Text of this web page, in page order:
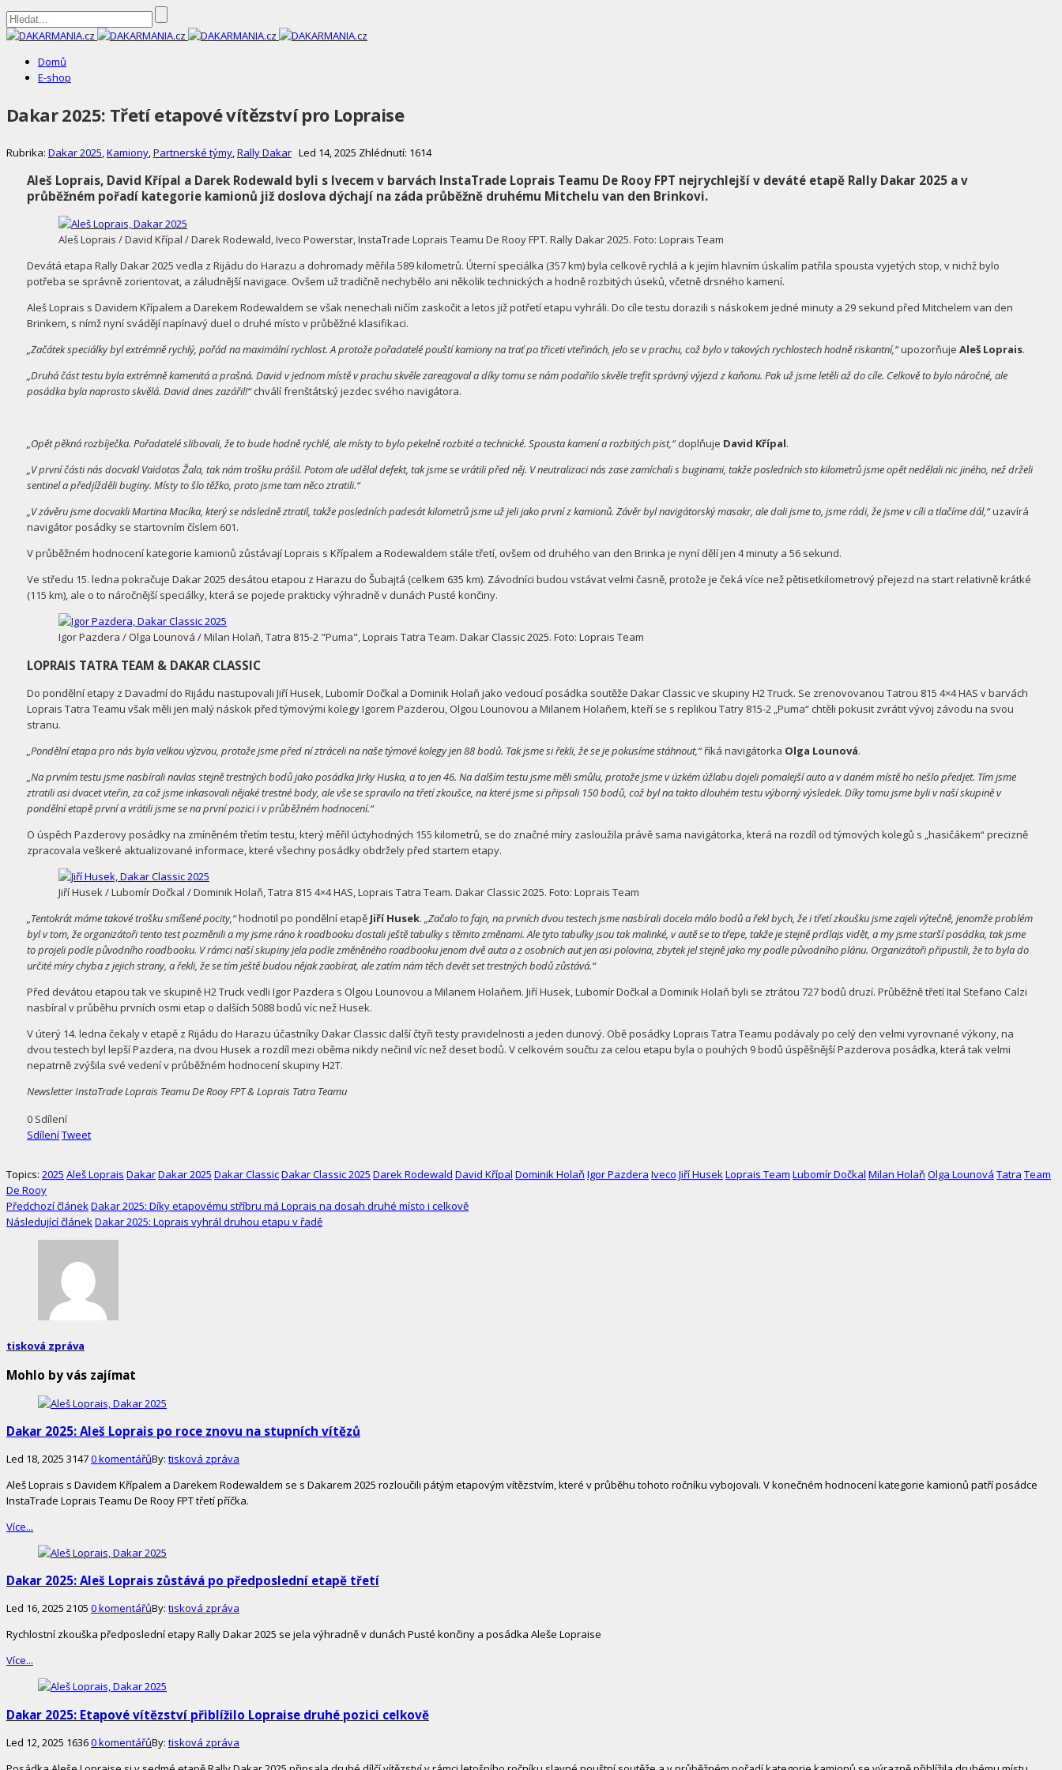
Domů
E-shop
Dakar 2025: Třetí etapové vítězství pro Lopraise
Rubrika: Dakar 2025,Kamiony,Partnerské týmy,Rally Dakar Led 14, 2025 Zhlédnutí: 1614
Aleš Loprais, David Křípal a Darek Rodewald byli s Ivecem v barvách InstaTrade Loprais Teamu De Rooy FPT nejrychlejší v deváté etapě Rally Dakar 2025 a v
průběžném pořadí kategorie kamionů již doslova dýchají na záda průběžně druhému Mitchelu van den Brinkovi.
Aleš Loprais / David Křípal / Darek Rodewald, Iveco Powerstar, InstaTrade Loprais Teamu De Rooy FPT. Rally Dakar 2025. Foto: Loprais Team
Devátá etapa Rally Dakar 2025 vedla z Rijádu do Harazu a dohromady měřila 589 kilometrů. Úterní speciálka (357 km) byla celkově rychlá a k jejím hlavním úskalím patřila spousta vyjetých stop, v nichž bylo
potřeba se správně zorientovat, a záludnější navigace. Ovšem už tradičně nechybělo ani několik technických a hodně rozbitých úseků, včetně drsného kamení.
Aleš Loprais s Davidem Křípalem a Darekem Rodewaldem se však nenechali ničím zaskočit a letos již potřetí etapu vyhráli. Do cíle testu dorazili s náskokem jedné minuty a 29 sekund před Mitchelem van den
Brinkem, s nímž nyní svádějí napínavý duel o druhé místo v průběžné klasifikaci.
„Začátek speciálky byl extrémně rychlý, pořád na maximální rychlost. A protože pořadatelé pouští kamiony na trať po třiceti vteřinách, jelo se v prachu, což bylo v takových rychlostech hodně riskantní,“upozorňuje Aleš Loprais.
„Druhá část testu byla extrémně kamenitá a prašná. David v jednom místě v prachu skvěle zareagoval a díky tomu se nám podařilo skvěle trefit správný výjezd z kaňonu. Pak už jsme letěli až do cíle. Celkově to bylo náročné, ale
posádka byla naprosto skvělá. David dnes zazářil!“chválí frenštátský jezdec svého navigátora.
„Opět pěkná rozbíječka. Pořadatelé slibovali, že to bude hodně rychlé, ale místy to bylo pekelně rozbité a technické. Spousta kamení a rozbitých pist,“doplňuje David Křípal.
„V první části nás docvakl Vaidotas Žala, tak nám trošku prášil. Potom ale udělal defekt, tak jsme se vrátili před něj. V neutralizaci nás zase zamíchali s buginami, takže posledních sto kilometrů jsme opět nedělali nic jiného, než drželi
sentinel a předjížděli buginy. Místy to šlo těžko, proto jsme tam něco ztratili.“
„V závěru jsme docvakli Martina Macíka, který se následně ztratil, takže posledních padesát kilometrů jsme už jeli jako první z kamionů. Závěr byl navigátorský masakr, ale dali jsme to, jsme rádi, že jsme v cíli a tlačíme dál,“uzavírá
navigátor posádky se startovním číslem 601.
V průběžném hodnocení kategorie kamionů zůstávají Loprais s Křípalem a Rodewaldem stále třetí, ovšem od druhého van den Brinka je nyní dělí jen 4 minuty a 56 sekund.
Ve středu 15. ledna pokračuje Dakar 2025 desátou etapou z Harazu do Šubajtá (celkem 635 km). Závodníci budou vstávat velmi časně, protože je čeká více než pětisetkilometrový přejezd na start relativně krátké
(115 km), ale o to náročnější speciálky, která se pojede prakticky výhradně v dunách Pusté končiny.
Igor Pazdera / Olga Lounová / Milan Holaň, Tatra 815-2 "Puma", Loprais Tatra Team. Dakar Classic 2025. Foto: Loprais Team
LOPRAIS TATRA TEAM & DAKAR CLASSIC
Do pondělní etapy z Davadmí do Rijádu nastupovali Jiří Husek, Lubomír Dočkal a Dominik Holaň jako vedoucí posádka soutěže Dakar Classic ve skupiny H2 Truck. Se zrenovovanou Tatrou 815 4×4 HAS v barvách
Loprais Tatra Teamu však měli jen malý náskok před týmovými kolegy Igorem Pazderou, Olgou Lounovou a Milanem Holaňem, kteří se s replikou Tatry 815-2 „Puma“ chtěli pokusit zvrátit vývoj závodu na svou
stranu.
„Pondělní etapa pro nás byla velkou výzvou, protože jsme před ní ztráceli na naše týmové kolegy jen 88 bodů. Tak jsme si řekli, že se je pokusíme stáhnout,“říká navigátorka Olga Lounová.
„Na prvním testu jsme nasbírali navlas stejně trestných bodů jako posádka Jirky Huska, a to jen 46. Na dalším testu jsme měli smůlu, protože jsme v úzkém úžlabu dojeli pomalejší auto a v daném místě ho nešlo předjet. Tím jsme
ztratili asi dvacet vteřin, za což jsme inkasovali nějaké trestné body, ale vše se spravilo na třetí zkoušce, na které jsme si připsali 150 bodů, což byl na takto dlouhém testu výborný výsledek. Díky tomu jsme byli v naší skupině v
pondělní etapě první a vrátili jsme se na první pozici i v průběžném hodnocení.“
O úspěch Pazderovy posádky na zmíněném třetím testu, který měřil úctyhodných 155 kilometrů, se do značné míry zasloužila právě sama navigátorka, která na rozdíl od týmových kolegů s „hasičákem“ precizně
zpracovala veškeré aktualizované informace, které všechny posádky obdržely před startem etapy.
Jiří Husek / Lubomír Dočkal / Dominik Holaň, Tatra 815 4×4 HAS, Loprais Tatra Team. Dakar Classic 2025. Foto: Loprais Team
„Tentokrát máme takové trošku smíšené pocity,“hodnotil po pondělní etapě Jiří Husek. „Začalo to fajn, na prvních dvou testech jsme nasbírali docela málo bodů a řekl bych, že i třetí zkoušku jsme zajeli výtečně, jenomže problém
byl v tom, že organizátoři tento test pozměnili a my jsme ráno k roadbooku dostali ještě tabulky s těmito změnami. Ale tyto tabulky jsou tak malinké, v autě se to třepe, takže je stejně prdlajs vidět, a my jsme starší posádka, tak jsme
to projeli podle původního roadbooku. V rámci naší skupiny jela podle změněného roadbooku jenom dvě auta a z osobních aut jen asi polovina, zbytek jel stejně jako my podle původního plánu. Organizátoři připustili, že to byla do
určité míry chyba z jejich strany, a řekli, že se tím ještě budou nějak zaobírat, ale zatím nám těch devět set trestných bodů zůstává.“
Před devátou etapou tak ve skupině H2 Truck vedli Igor Pazdera s Olgou Lounovou a Milanem Holaňem. Jiří Husek, Lubomír Dočkal a Dominik Holaň byli se ztrátou 727 bodů druzí. Průběžně třetí Ital Stefano Calzi
nasbíral v průběhu prvních osmi etap o dalších 5088 bodů víc než Husek.
V úterý 14. ledna čekaly v etapě z Rijádu do Harazu účastníky Dakar Classic další čtyři testy pravidelnosti a jeden dunový. Obě posádky Loprais Tatra Teamu podávaly po celý den velmi vyrovnané výkony, na
dvou testech byl lepší Pazdera, na dvou Husek a rozdíl mezi oběma nikdy nečinil víc než deset bodů. V celkovém součtu za celou etapu byla o pouhých 9 bodů úspěšnější Pazderova posádka, která tak velmi
nepatrně zvýšila své vedení v průběžném hodnocení skupiny H2T.
Newsletter InstaTrade Loprais Teamu De Rooy FPT & Loprais Tatra Teamu
0 Sdílení
SdíleníTweet
Topics: 2025 Aleš Loprais DakarDakar 2025 Dakar ClassicDakar Classic 2025 Darek Rodewald David Křípal Dominik Holaň Igor Pazdera Iveco Jiří HusekLoprais Team Lubomír Dočkal Milan Holaň Olga Lounová Tatra Team
De Rooy
Předchozí článekDakar 2025: Díky etapovému stříbru má Loprais na dosah druhé místo i celkově
Následující článekDakar 2025: Loprais vyhrál druhou etapu v řadě
tisková zpráva
Mohlo by vás zajímat
Dakar 2025: Aleš Loprais po roce znovu na stupních vítězů
Led 18, 2025 31470 komentářůBy: tisková zpráva
Aleš Loprais s Davidem Křípalem a Darekem Rodewaldem se s Dakarem 2025 rozloučili pátým etapovým vítězstvím, které v průběhu tohoto ročníku vybojovali. V konečném hodnocení kategorie kamionů patří posádce
InstaTrade Loprais Teamu De Rooy FPT třetí příčka.
Více...
Dakar 2025: Aleš Loprais zůstává po předposlední etapě třetí
Led 16, 2025 2105 0 komentářůBy: tisková zpráva
Rychlostní zkouška předposlední etapy Rally Dakar 2025 se jela výhradně v dunách Pusté končiny a posádka Aleše Lopraise
Více...
Dakar 2025: Etapové vítězství přiblížilo Lopraise druhé pozici celkově
Led 12, 2025 16360 komentářůBy: tisková zpráva